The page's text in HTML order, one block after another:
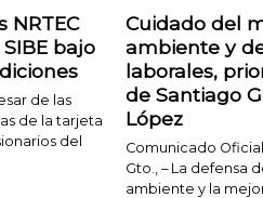
NRTEC
bajo
de las
de la tarjeta
del
Cuidado del
ambiente y
laborales,
de Santiago
López
Comunicado
Gto., – La defensa
ambiente y la